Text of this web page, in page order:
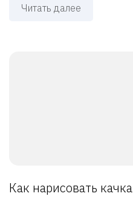
Читать далее
Как нарисовать качка